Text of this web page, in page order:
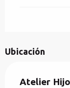
Ubicación
Atelier